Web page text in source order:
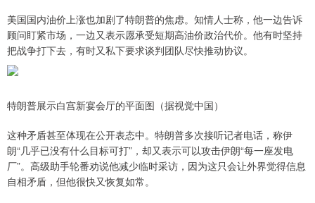
美国国内油价上涨也加剧了特朗普的焦虑。知情人士称，他一边告诉
顾问盯紧市场，一边又表示愿承受短期高油价政治代价。他有时坚持
把战争打下去，有时又私下要求谈判团队尽快推动协议。
特朗普展示白宫新宴会厅的平面图（据视觉中国）
这种矛盾甚至体现在公开表态中。特朗普多次接听记者电话，称伊
朗“几乎已没有什么目标可打”，却又表示可以攻击伊朗“每一座发电
厂”。高级助手轮番劝说他减少临时采访，因为这只会让外界觉得信息
自相矛盾，但他很快又恢复如常。